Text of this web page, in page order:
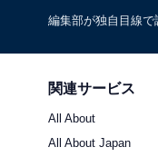
編集部が独自目線で
関連サービス
All About
All About Japan